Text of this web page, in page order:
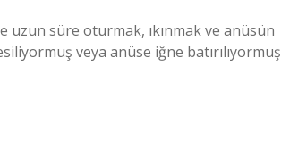
uzun süre oturmak, ıkınmak ve anüsün
veya anüse iğne batırılıyormuş